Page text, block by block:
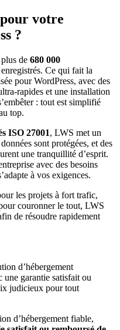
votre
?
de 680 000
enregistrés. Ce qui fait la
pour WordPress, avec des
rapides et une installation
: tout est simplifié
top.
ISO 27001, LWS met un
sont protégées, et des
une tranquillité d’esprit.
avec des besoins
à vos exigences.
les projets à fort trafic,
couronner le tout, LWS
de résoudre rapidement
d’hébergement
une garantie satisfait ou
judicieux pour tout
d’hébergement fiable,